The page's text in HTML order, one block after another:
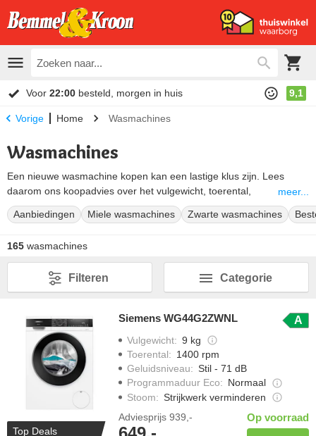
Voor 22:00 besteld, morgen in huis 9,1
Vorige Home Wasmachines
Wasmachines
Een nieuwe wasmachine kopen kan een lastige klus zijn. Lees
daarom ons koopadvies over het vulgewicht, toerental,
geluidsniveau en de energiezuinigheid onderaan deze pagina. Ook
de topmerkenMiele,Bosch,AEG,Samsungen Siemenskomen
functies en eigenschappen
stoomfuncties en korte wasprogramma’s. Kortom wij helpen je stap
voor stap bij het maken van de juiste keuze!
meer...
Aanbiedingen Miele wasmachines Zwarte wasmachines
165 wasmachines
Categorie
Filteren
Top Deals
Siemens WG44G2ZWNL A
Vulgewicht: 9 kg
Toerental: 1400 rpm
Geluidsniveau: Stil - 71 dB
Programmaduur Eco: Normaal
Stoom: Strijkwerk verminderen
Adviesprijs 939,- Op voorraad